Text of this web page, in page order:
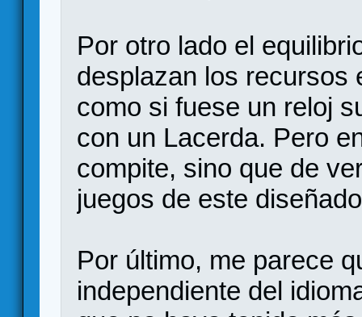
Por otro lado el
desplazan los recursos
como si fuese un reloj
con un Lacerda. Pero
compite, sino que de
juegos de este
Por último, me parece
independiente del